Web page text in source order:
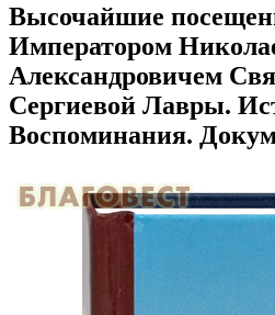
Высочайшие
Императором
Александровичем
Сергиевой Лавры.
Воспоминания.